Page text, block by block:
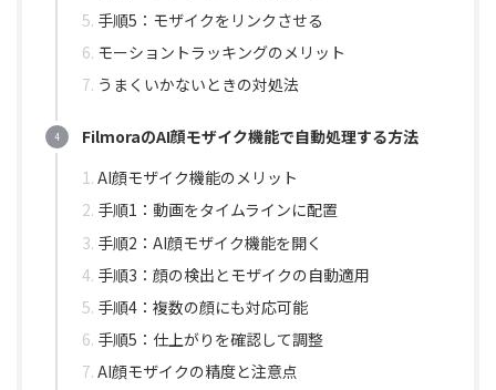
手順5：モザイクをリンクさせる
モーショントラッキングのメリット
うまくいかないときの対処法
FilmoraのAI顔モザイク機能で自動処理する方法
AI顔モザイク機能のメリット
手順1：動画をタイムラインに配置
手順2：AI顔モザイク機能を開く
手順3：顔の検出とモザイクの自動適用
手順4：複数の顔にも対応可能
手順5：仕上がりを確認して調整
AI顔モザイクの精度と注意点